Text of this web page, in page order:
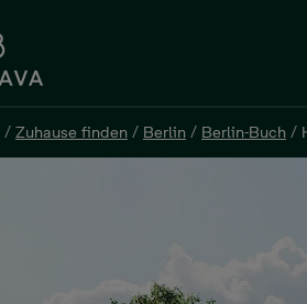
/ Zuhause finden / Berlin / Berlin-Buch /
/ Zuhause finden / Berlin / Berlin-Buch /